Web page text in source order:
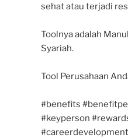
sehat atau terjadi
Toolnya adalah
Syariah.
Tool Perusahaan
#benefits
#keyperson
#careerdevelopment